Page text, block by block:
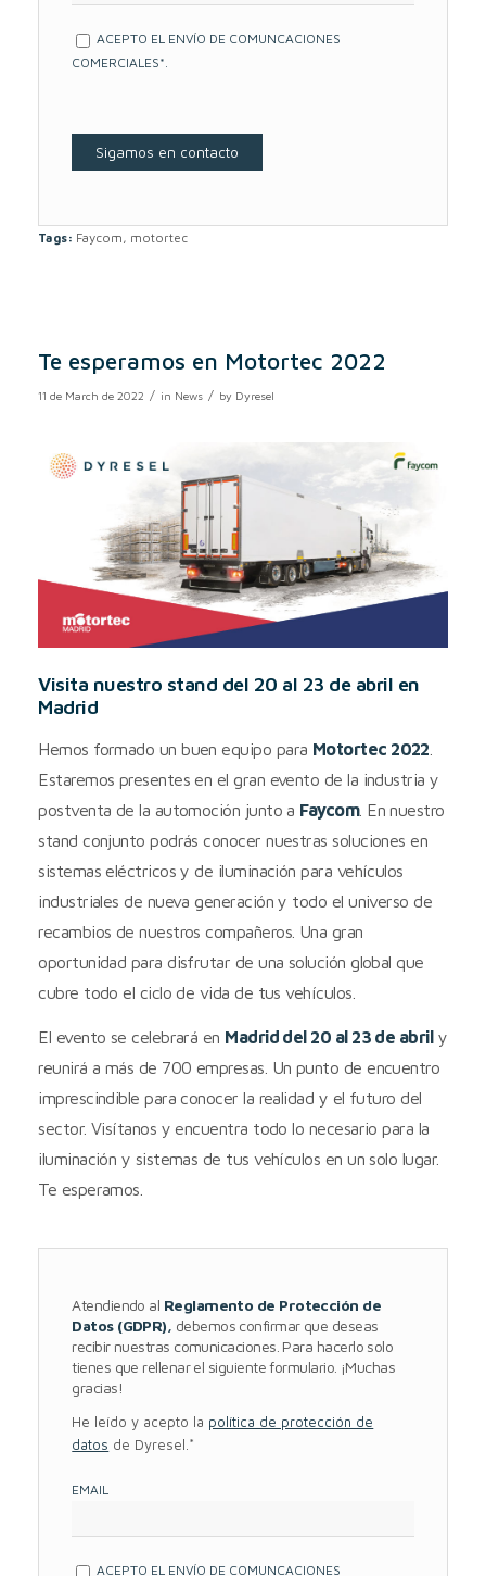
ACEPTO EL ENVÍO DE COMUNCACIONES
COMERCIALES*.
Tags: Faycom, motortec
Te esperamos en Motortec 2022
11 de March de 2022 / in News / by Dyresel
Visita nuestro stand del 20 al 23 de abril en
Madrid
Hemos formado un buen equipo para Motortec 2022
Estaremos presentes en el gran evento de la industria y
postventa de la automoción junto a Faycom. En nuestro
stand conjunto podrás conocer nuestras soluciones en
sistemas eléctricos y de iluminación para vehículos
industriales de nueva generación y todo el universo de
recambios de nuestros compañeros. Una gran
oportunidad para disfrutar de una solución global que
cubre todo el ciclo de vida de tus vehículos.
El evento se celebrará en Madrid del 20 al 23 de abril y
reunirá a más de 700 empresas. Un punto de encuentro
imprescindible para conocer la realidad y el futuro del
sector. Visítanos y encuentra todo lo necesario para la
iluminación y sistemas de tus vehículos en un solo lugar.
Te esperamos.
Atendiendo al Reglamento de Protección de
Datos (GDPR), debemos confirmar que deseas
recibir nuestras comunicaciones. Para hacerlo solo
tienes que rellenar el siguiente formulario. ¡Muchas
gracias!
He leído y acepto la política de protección de
datos de Dyresel.*
EMAIL
ACEPTO EL ENVÍO DE COMUNCACIONES